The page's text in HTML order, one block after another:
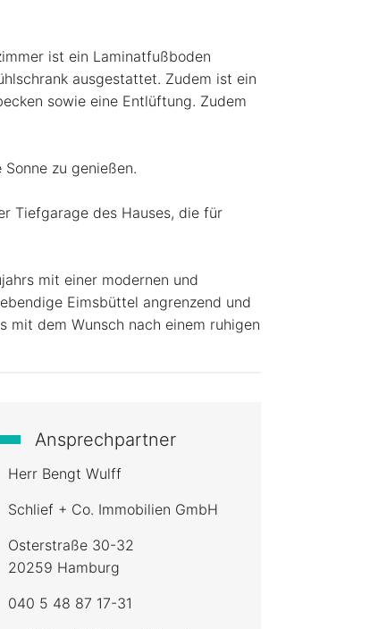
ist ein Laminatfußboden
ausgestattet. Zudem ist ein
sowie eine Entlüftung. Zudem
zu genießen.
Tiefgarage des Hauses, die für
mit einer modernen und
Eimsbüttel angrenzend und
mit dem Wunsch nach einem ruhigen
Ansprechpartner
Herr Bengt Wulff
Schlief + Co. Immobilien GmbH
Osterstraße 30-32
20259 Hamburg
040 5 48 87 17-31